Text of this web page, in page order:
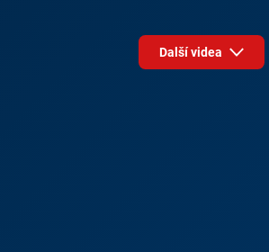
Další videa